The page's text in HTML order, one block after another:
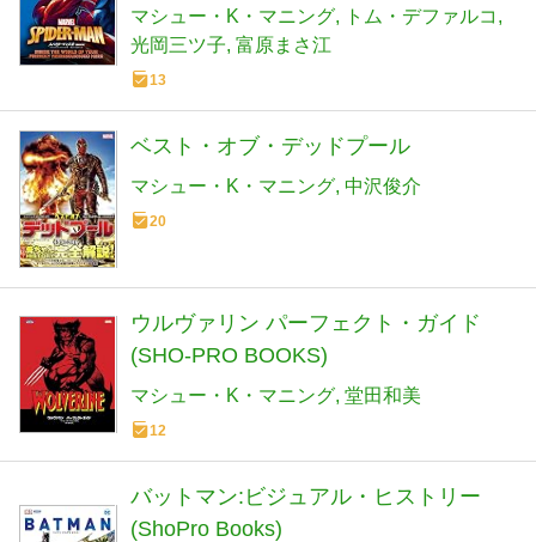
マシュー・K・マニング
トム・デファルコ
光岡三ツ子 富原まさ江
13
ベスト・オブ・デッドプール
マシュー・K・マニング 中沢俊介
20
ウルヴァリン パーフェクト・ガイド
(SHO-PRO BOOKS)
マシュー・K・マニング 堂田和美
12
バットマン:ビジュアル・ヒストリー
(ShoPro Books)